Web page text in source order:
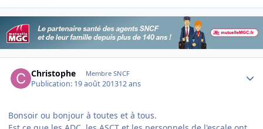
Christophe Membre SNCF
Publication: 19 août 201312 ans
Bonsoir ou bonjour à toutes et à tous.